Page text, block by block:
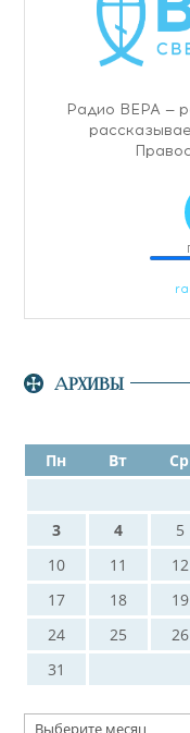
АРХИВЫ
Пн Вт Ср
3
4 5
10
11 12
17
18 19
24
25 26
31
Архивы